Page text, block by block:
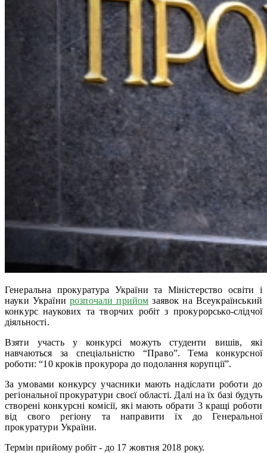
Генеральна прокуратура України та Міністерство освіти і
науки України розпочали прийом заявок на Всеукраїнський
конкурс наукових та творчих робіт з прокурорсько-слідчої
діяльності.
Взяти участь у конкурсі можуть студенти вишів, які
навчаються за спеціальністю “Право”. Тема конкурсної
роботи: “10 кроків прокурора до подолання корупції”.
За умовами конкурсу учасники мають надіслати роботи до
регіональної прокуратури своєї області. Далі на їх базі будуть
створені конкурсні комісії, які мають обрати 3 кращі роботи
від свого регіону та направити їх до Генеральної
прокуратури України.
Термін прийому робіт - до 17 жовтня 2018 року.